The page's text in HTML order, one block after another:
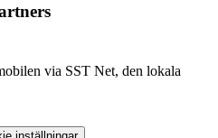
via SST Net, den lokala